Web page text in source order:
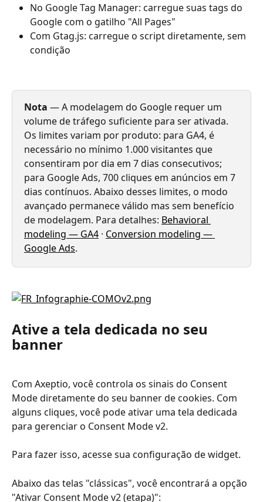
No Google Tag Manager: carregue suas tags do
Google com o gatilho "All Pages"
Com Gtag.js: carregue o script diretamente, sem
condição
Nota — A modelagem do Google requer um
volume de tráfego suficiente para ser ativada.
Os limites variam por produto: para GA4, é
necessário no mínimo 1.000 visitantes que
consentiram por dia em 7 dias consecutivos;
para Google Ads, 700 cliques em anúncios em 7
dias contínuos. Abaixo desses limites, o modo
avançado permanece válido mas sem benefício
de modelagem. Para detalhes: Behavioral
modeling — GA4 · Conversion modeling —
Google Ads.
Ative a tela dedicada no seu
banner
Com Axeptio, você controla os sinais do Consent
Mode diretamente do seu banner de cookies. Com
alguns cliques, você pode ativar uma tela dedicada
para gerenciar o Consent Mode v2.
Para fazer isso, acesse sua configuração de widget.
Abaixo das telas "clássicas", você encontrará a opção
"Ativar Consent Mode v2 (etapa)":